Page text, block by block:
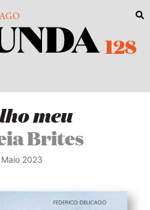
128
meu
Brites
Maio 2023